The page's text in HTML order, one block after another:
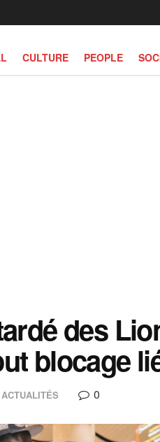
CULTURE PEOPLE
des
blocage
ACTUALITÉS 0